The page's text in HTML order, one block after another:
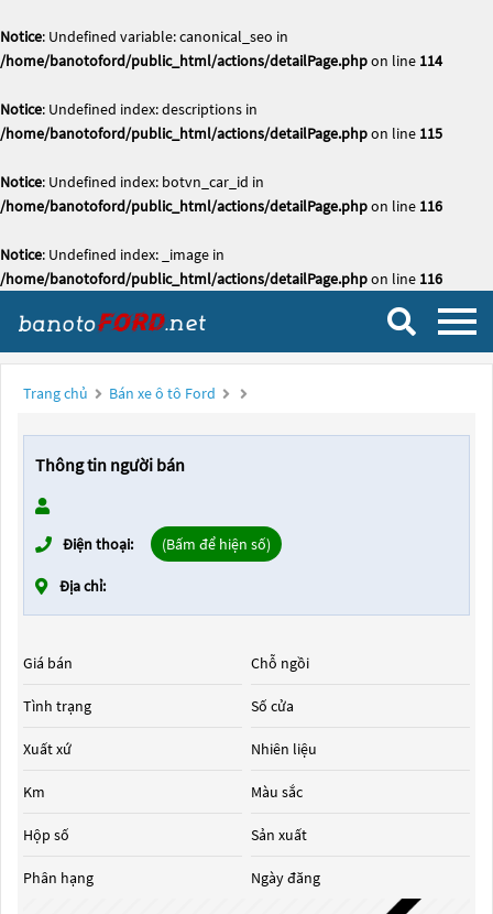
Notice: Undefined variable: canonical_seo in
/home/banotoford/public_html/actions/detailPage.phpon line 114
Notice: Undefined index: descriptions in
/home/banotoford/public_html/actions/detailPage.phpon line 115
Notice: Undefined index: botvn_car_id in
/home/banotoford/public_html/actions/detailPage.phpon line 116
Notice: Undefined index: _image in
/home/banotoford/public_html/actions/detailPage.phpon line 116
Trang chủ Bán xe ô tô Ford
Thông tin người bán
Điện thoại: (Bấm để hiện số)
Địa chỉ:
Giá bán
Tình trạng
Xuất xứ
Km
Hộp số
Phân hạng
Chỗ ngồi
Số cửa
Nhiên liệu
Màu sắc
Sản xuất
Ngày đăng